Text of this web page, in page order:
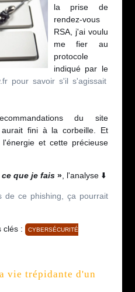
la prise de
rendez-vous
RSA, j'ai voulu
me fier au
protocole
indiqué par le
pour savoir s'il s'agissait
du site
aurait fini à la corbeille. Et
et cette précieuse
que je fais», l'analyse ⬇️
de ce phishing, ça pourrait
clés :
CYBERSÉCURITÉ
vie trépidante d'un